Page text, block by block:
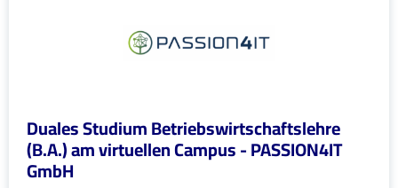
Duales Studium Betriebswirtschaftslehre
(B.A.) am virtuellen Campus - PASSION4IT
GmbH